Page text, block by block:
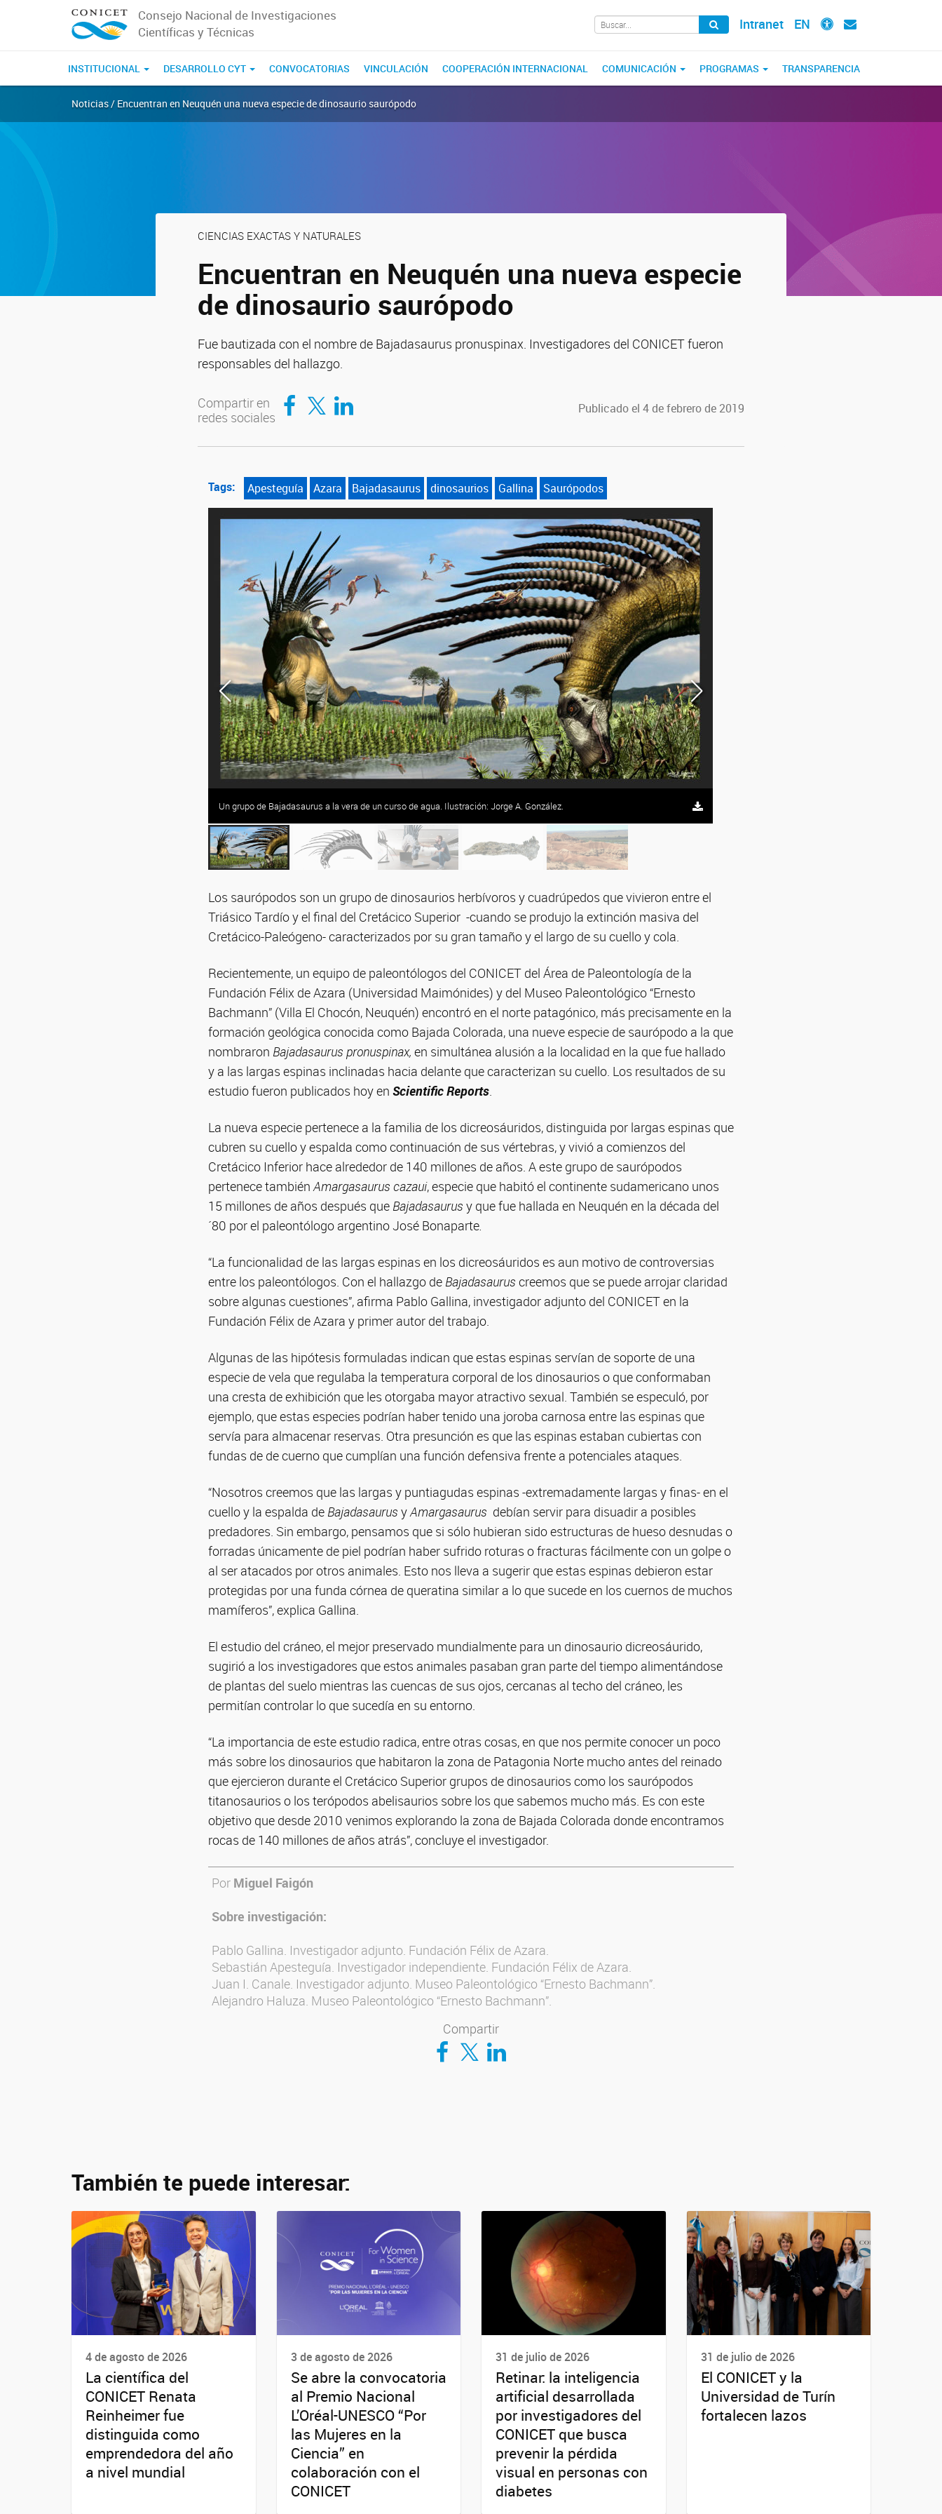
Consejo Nacional de Investigaciones
Científicas y Técnicas
Intranet EN
INSTITUCIONAL DESARROLLO CYT CONVOCATORIAS VINCULACIÓN COOPERACIÓN INTERNACIONAL COMUNICACIÓN PROGRAMAS TRANSPARENCIA
Noticias / Encuentran en Neuquén una nueva especie de dinosaurio saurópodo
CIENCIAS EXACTAS Y NATURALES
Encuentran en Neuquén una nueva especie
de dinosaurio saurópodo
Fue bautizada con el nombre de Bajadasaurus pronuspinax. Investigadores del CONICET fueron
responsables del hallazgo.
Compartir en
redes sociales
Compartir en Facebook
Compartir en TwitterCompartir en LinkedIn Publicado el 4 de febrero de 2019
Tags: Apesteguía Azara Bajadasaurus dinosaurios Gallina Saurópodos
Un grupo de Bajadasaurus a la vera de un curso de agua. Ilustración: Jorge A. González.
Los saurópodos son un grupo de dinosaurios herbívoros y cuadrúpedos que vivieron entre el
Triásico Tardío y el final del Cretácico Superior -cuando se produjo la extinción masiva del
Cretácico-Paleógeno- caracterizados por su gran tamaño y el largo de su cuello y cola.
Recientemente, un equipo de paleontólogos del CONICET del Área de Paleontología de la
Fundación Félix de Azara (Universidad Maimónides) y del Museo Paleontológico “Ernesto
Bachmann” (Villa El Chocón, Neuquén) encontró en el norte patagónico, más precisamente en la
formación geológica conocida como Bajada Colorada, una nueve especie de saurópodo a la que
nombraron Bajadasaurus pronuspinax, en simultánea alusión a la localidad en la que fue hallado
y a las largas espinas inclinadas hacia delante que caracterizan su cuello. Los resultados de su
estudio fueron publicados hoy en Scientific Reports.
La nueva especie pertenece a la familia de los dicreosáuridos, distinguida por largas espinas que
cubren su cuello y espalda como continuación de sus vértebras, y vivió a comienzos del
Cretácico Inferior hace alrededor de 140 millones de años. A este grupo de saurópodos
pertenece tambiénAmargasaurus cazaui, especie que habitó el continente sudamericano unos
15 millones de años después que Bajadasaurus y que fue hallada en Neuquén en la década del
´80 por el paleontólogo argentino José Bonaparte.
“La funcionalidad de las largas espinas en los dicreosáuridos es aun motivo de controversias
entre los paleontólogos. Con el hallazgo de Bajadasaurus creemos que se puede arrojar claridad
sobre algunas cuestiones”, afirma Pablo Gallina, investigador adjunto del CONICET en la
Fundación Félix de Azara y primer autor del trabajo.
Algunas de las hipótesis formuladas indican que estas espinas servían de soporte de una
especie de vela que regulaba la temperatura corporal de los dinosaurios o que conformaban
una cresta de exhibición que les otorgaba mayor atractivo sexual. También se especuló, por
ejemplo, que estas especies podrían haber tenido una joroba carnosa entre las espinas que
servía para almacenar reservas. Otra presunción es que las espinas estaban cubiertas con
fundas de de cuerno que cumplían una función defensiva frente a potenciales ataques.
“Nosotros creemos que las largas y puntiagudas espinas -extremadamente largas y finas- en el
cuello y la espalda de Bajadasaurus yAmargasaurus debían servir para disuadir a posibles
predadores. Sin embargo, pensamos que si sólo hubieran sido estructuras de hueso desnudas o
forradas únicamente de piel podrían haber sufrido roturas o fracturas fácilmente con un golpe o
al ser atacados por otros animales. Esto nos lleva a sugerir que estas espinas debieron estar
protegidas por una funda córnea de queratina similar a lo que sucede en los cuernos de muchos
mamíferos”, explica Gallina.
El estudio del cráneo, el mejor preservado mundialmente para un dinosaurio dicreosáurido,
sugirió a los investigadores que estos animales pasaban gran parte del tiempo alimentándose
de plantas del suelo mientras las cuencas de sus ojos, cercanas al techo del cráneo, les
permitían controlar lo que sucedía en su entorno.
“La importancia de este estudio radica, entre otras cosas, en que nos permite conocer un poco
más sobre los dinosaurios que habitaron la zona de Patagonia Norte mucho antes del reinado
que ejercieron durante el Cretácico Superior grupos de dinosaurios como los saurópodos
titanosaurios o los terópodos abelisaurios sobre los que sabemos mucho más. Es con este
objetivo que desde 2010 venimos explorando la zona de Bajada Colorada donde encontramos
rocas de 140 millones de años atrás”, concluye el investigador.
Por Miguel Faigón
Sobre investigación:
Pablo Gallina. Investigador adjunto. Fundación Félix de Azara.
Sebastián Apesteguía. Investigador independiente. Fundación Félix de Azara.
Juan I. Canale. Investigador adjunto. Museo Paleontológico “Ernesto Bachmann”.
Alejandro Haluza. Museo Paleontológico “Ernesto Bachmann”.
Compartir
Compartir en Facebook
Compartir en TwitterCompartir en LinkedIn
También te puede interesar:
4 de agosto de 2026
La científica del
CONICET Renata
Reinheimer fue
distinguida como
emprendedora del año
a nivel mundial
3 de agosto de 2026
Se abre la convocatoria
al Premio Nacional
L’Oréal-UNESCO “Por
las Mujeres en la
Ciencia” en
colaboración con el
CONICET
31 de julio de 2026
Retinar: la inteligencia
artificial desarrollada
por investigadores del
CONICET que busca
prevenir la pérdida
visual en personas con
diabetes
31 de julio de 2026
El CONICET y la
Universidad de Turín
fortalecen lazos